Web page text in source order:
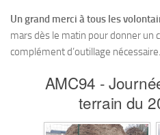
Un grand merci à tous les
mars dès le matin pour donner un
complément d’outillage nécessaire.
AMC94 -
terrain du